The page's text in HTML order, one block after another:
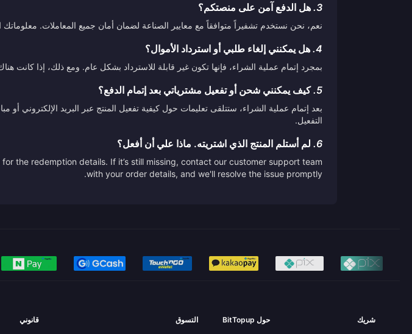
3. هل الدفع آمن على منصتكم؟
نعم، نحن نستخدم تشفيراً متوافقاً مع معايير الصناعة لضمان أمان جميع المعاملات.
4. هل يمكنني إلغاء طلبي أو استرداد الأموال؟
بمجرد إتمام عملية الشراء، فإنها تكون غير قابلة للاسترداد بشكل عام. ومع ذلك، إذا
5. كيف يمكنني شحن أو تفعيل مشترياتي بعد إتمام الدفع؟
بعد إتمام عملية الشراء، ستتلقى تعليمات حول كيفية تفعيل المنتج عبر البريد
التفعيل.
6. لم أستلم المنتج الذي اشتريته. ماذا علي أن أفعل؟
the redemption details. If it’s still missing, contact our customer support team
with your order details, and we'll resolve the issue promptly.
شريك
حول BitTopup
التسوق
قانوني